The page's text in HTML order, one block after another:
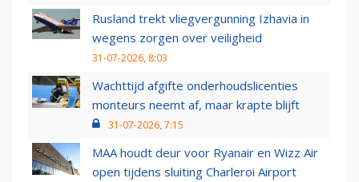
Rusland trekt vliegvergunning Izhavia in
wegens zorgen over veiligheid
31-07-2026, 8:03
Wachttijd afgifte onderhoudslicenties
monteurs neemt af, maar krapte blijft
31-07-2026, 7:15
MAA houdt deur voor Ryanair en Wizz Air
open tijdens sluiting Charleroi Airport